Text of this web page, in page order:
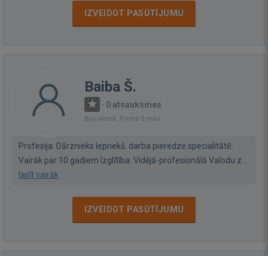
IZVEIDOT PASŪTĪJUMU
Baiba Š.
· 0 atsauksmes
Bija vietnē: Pirms 5 mēn.
Profesija: Dārznieks Iepriekš. darba pieredze specialitātē:
Vairāk par 10 gadiem Izglītība: Vidējā-profesionālā Valodu z...
lasīt vairāk
IZVEIDOT PASŪTĪJUMU